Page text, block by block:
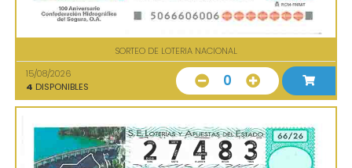
SORTEO DE LOTERIA NACIONAL
15/08/2026
4 DISPONIBLES 0